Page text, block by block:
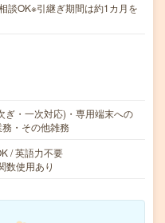
OK※引継ぎ期間は約1カ月を
ぎ・一次対応)・専用端末への
・その他雑務
/ 英語力不要
数使用あり